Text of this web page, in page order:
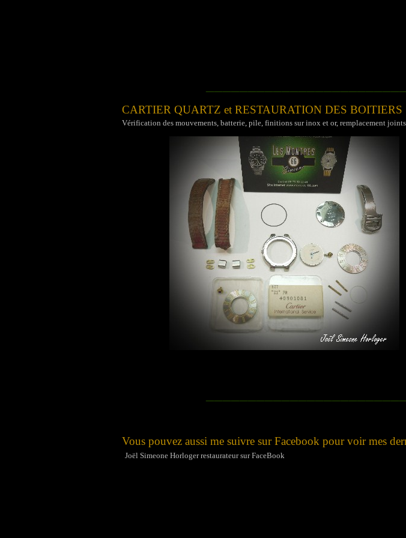
CARTIER QUARTZ et RESTAURATION DES BOITIERS
Vérification des mouvements, batterie, pile, finitions sur inox et or, remplacement
Vous pouvez aussi me suivre sur Facebook pour voir mes
Joël Simeone Horloger restaurateur sur FaceBook